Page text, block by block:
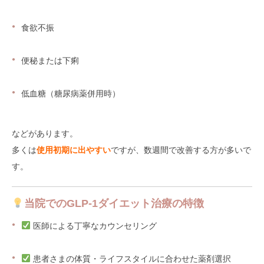
食欲不振
便秘または下痢
低血糖（糖尿病薬併用時）
などがあります。
多くは使用初期に出やすいですが、数週間で改善する方が多いで
す。
当院でのGLP-1ダイエット治療の特徴
医師による丁寧なカウンセリング
患者さまの体質・ライフスタイルに合わせた薬剤選択